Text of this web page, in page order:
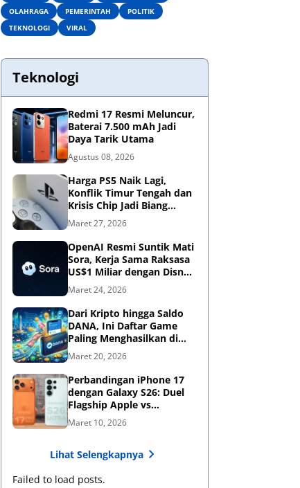
OLAHRAGA
PEMERINTAH
POLITIK
TEKNOLOGI
VIRAL
Teknologi
Redmi 17 Resmi Meluncur,
Baterai 7.500 mAh Jadi
Daya Tarik Utama
Agustus 08, 2026
Harga PS5 Naik Lagi,
Konflik Timur Tengah dan
Krisis Chip Jadi Biang
Kerok?
Maret 27, 2026
OpenAI Resmi Suntik Mati
Sora, Kerja Sama Raksasa
US$1 Miliar dengan Disney
Kandas
Maret 24, 2026
Dari Kripto hingga Saldo
DANA, Ini Daftar Game
Paling Menghasilkan di
2026
Maret 20, 2026
Perbandingan iPhone 17
dengan Galaxy S26: Duel
Flagship Apple vs
Samsung di Era AI
Maret 10, 2026
Lihat Selengkapnya
Failed to load posts.